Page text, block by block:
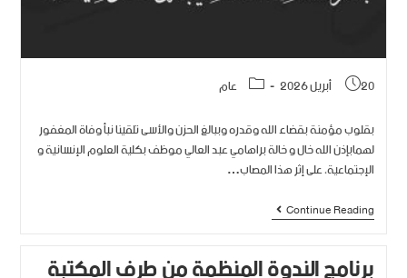
20 أبريل 2026
عام
بقلوب مؤمنة بقضاء الله وقدره وببالغ الحزن والأسى تلقينا نبأ وفاة المغفور
لهمابإذن الله خال و خالة براهامي عبد العالي موظف بكلية العلوم الإنسانية و
الإجتماعية، على إثر هذا المصاب…
Continue Reading